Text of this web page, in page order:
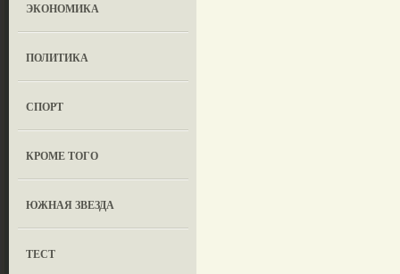
ЭКОНОМИКА
ПОЛИТИКА
СПОРТ
КРОМЕ ТОГО
ЮЖНАЯ ЗВЕЗДА
ТЕСТ